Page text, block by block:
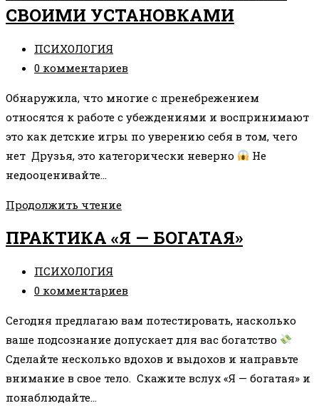
РАБОТАТЬ
СВОИМИ УСТАНОВКАМИ
Рубрика
записи:
ПСИХОЛОГИЯ
Комментарии
записи:
0 комментариев
Обнаружила, что многие с пренебрежением
относятся к работе с убеждениями и воспринимают
это как детские игры по уверению себя в том, чего
нет Друзья, это категорически неверно
Не
недооценивайте…
Продолжить чтениеПОЧЕМУ
РАБОТАТЬ
УСТАНОВКАМИ
ПРАКТИКА «Я — БОГАТАЯ»
Рубрика
записи:
ПСИХОЛОГИЯ
Комментарии
записи:
0 комментариев
Сегодня предлагаю вам потестировать, насколько
ваше подсознание допускает для вас богатство
Сделайте несколько вдохов и выдохов и направьте
внимание в свое тело. Скажите вслух «Я — богатая» и
понаблюдайте…